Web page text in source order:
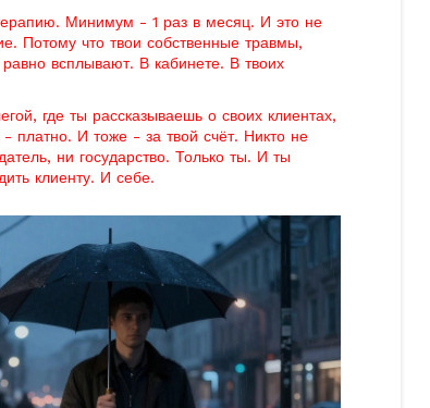
Минимум - 1 раз в месяц. И это не
Потому что твои собственные травмы,
всплывают. В кабинете. В твоих
где ты рассказываешь о своих клиентах,
платно. И тоже - за твой счёт. Никто не
ни государство. Только ты. И ты
клиенту. И себе.